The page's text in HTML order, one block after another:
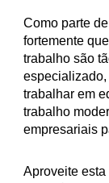
Como parte
fortemente
trabalho são
trabalhar em
trabalho
empresariais
Aproveite